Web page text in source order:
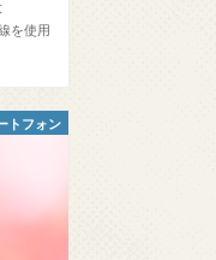
を使用
トフォン